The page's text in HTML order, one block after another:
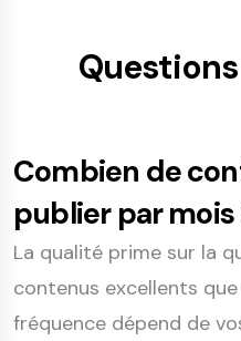
Combien de
publier par mois
La qualité prime sur la
contenus excellents
fréquence dépend de